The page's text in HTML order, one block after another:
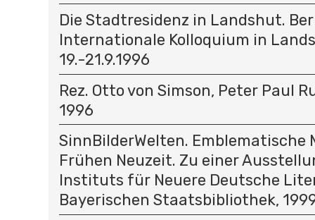
Die Stadtresidenz in Landshut.
Internationale Kolloquium in
19.-21.9.1996
Rez. Otto von Simson, Peter Paul
1996
SinnBilderWelten. Emblematische
Frühen Neuzeit. Zu einer
Instituts für Neuere Deutsche
Bayerischen Staatsbibliothek,